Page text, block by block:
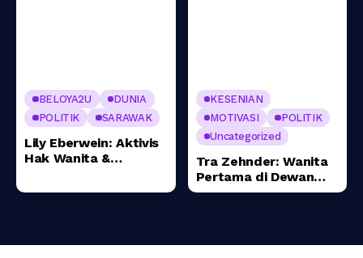
BELOYA2U
DUNIA
POLITIK
SARAWAK
Lily Eberwein: Aktivis
Hak Wanita &
Penyerahan Sarawak
KESENIAN
MOTIVASI
POLITIK
Uncategorized
Tra Zehnder: Wanita
Pertama di Dewan
Undangan Negeri &